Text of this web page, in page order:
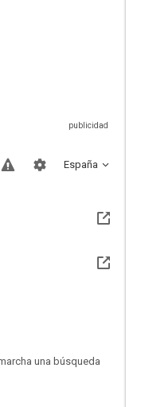
España
una búsqueda